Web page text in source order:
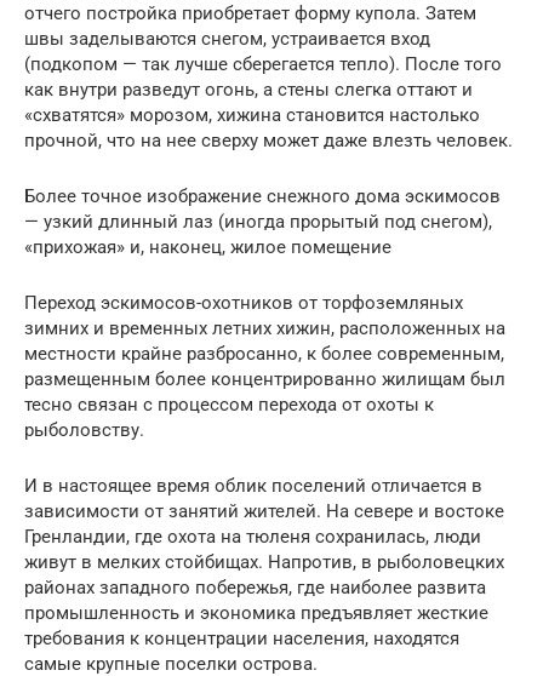
отчего постройка приобретает форму купола. Затем
швы заделываются снегом, устраивается вход
(подкопом — так лучше сберегается тепло). После того
как внутри разведут огонь, а стены слегка оттают и
«схватятся» морозом, хижина становится настолько
прочной, что на нее сверху может даже влезть человек.
Более точное изображение снежного дома эскимосов
— узкий длинный лаз (иногда прорытый под снегом),
«прихожая» и, наконец, жилое помещение
Переход эскимосов-охотников от торфоземляных
зимних и временных летних хижин, расположенных на
местности крайне разбросанно, к более современным,
размещенным более концентрированно жилищам был
тесно связан с процессом перехода от охоты к
рыболовству.
И в настоящее время облик поселений отличается в
зависимости от занятий жителей. На севере и востоке
Гренландии, где охота на тюленя сохранилась, люди
живут в мелких стойбищах. Напротив, в рыболовецких
районах западного побережья, где наиболее развита
промышленность и экономика предъявляет жесткие
требования к концентрации населения, находятся
самые крупные поселки острова.